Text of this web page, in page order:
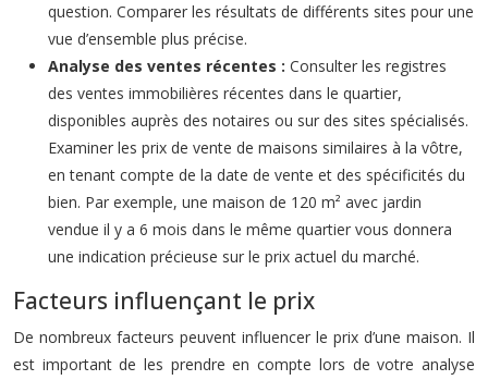
question. Comparer les résultats de différents sites pour une
vue d’ensemble plus précise.
Analyse des ventes récentes : Consulter les registres
des ventes immobilières récentes dans le quartier,
disponibles auprès des notaires ou sur des sites spécialisés.
Examiner les prix de vente de maisons similaires à la vôtre,
en tenant compte de la date de vente et des spécificités du
bien. Par exemple, une maison de 120 m² avec jardin
vendue il y a 6 mois dans le même quartier vous donnera
une indication précieuse sur le prix actuel du marché.
Facteurs influençant le prix
De nombreux facteurs peuvent influencer le prix d’une maison. Il
est important de les prendre en compte lors de votre analyse